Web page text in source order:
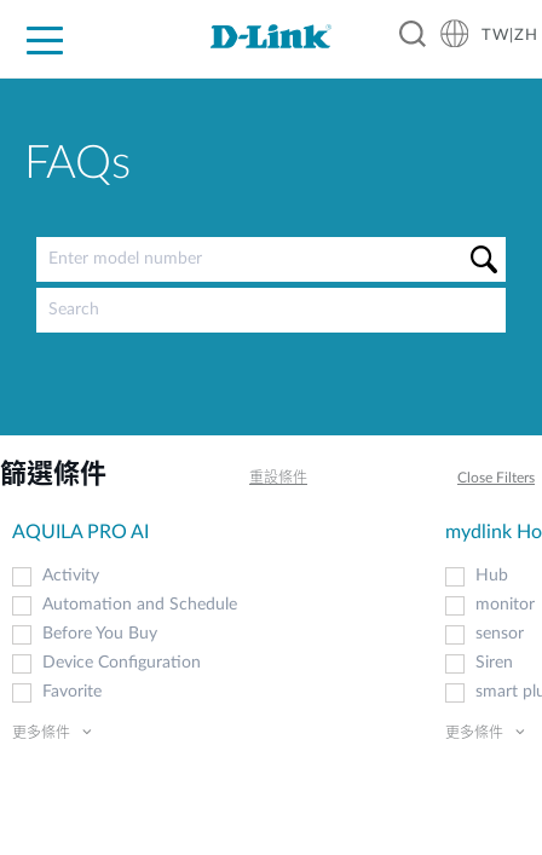
TW|ZH
FAQs
篩選條件 重設條件 Close Filters
AQUILA PRO AI
Activity
Automation and Schedule
Before You Buy
Device Configuration
Favorite
更多條件
mydlink
Hub
monitor
sensor
Siren
smart
更多條件